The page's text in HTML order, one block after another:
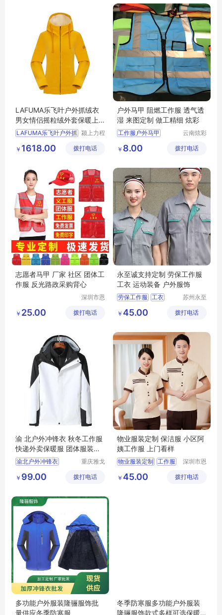
机械工程服厂家
LAFUMA乐飞叶户外抓绒衣
男女情侣摇粒绒外套保暖上
衣LFJA1CR63
LAFUMA乐飞叶户外抓 颍上力程
有限公司
￥ 1618.00 拨打电话
户外马甲 阻燃工作服 透气透
湿 来图定制 做工精细 炫彩
工作服户外马甲
工作服户外马甲价格
阻燃工作服厂家
云南炫彩
公司
￥ 8.00 拨打电话
志愿者马甲 厂家 社区 团体工
作服 反光路政采购背心
深圳市恩
限公司
￥ 25.00 拨打电话
永至诚支持定制 劳保工作服
工衣 运动装备 户外服饰
劳保工作服 工衣
工作服定制
苏州永至
限公司
￥ 45.00 拨打电话
渝 北户外冲锋衣 秋冬工作服
快递外卖保暖服 团体服装刺
绣logo
渝北户外冲锋衣
快递外卖保暖服
重庆雅戈
有限公司
￥ 99.00 拨打电话
物业服装定制 保洁服 小区阿
姨工作服 上门看样
物业服装定制 工作服
保安做驯服
深圳市恩
限公司
￥ 45.00 拨打电话
多功能户外服装隆骊服饰批
量供应冬季防寒服
冬季防寒服多功能户外服装
隆骊服饰款式多样可选保暖